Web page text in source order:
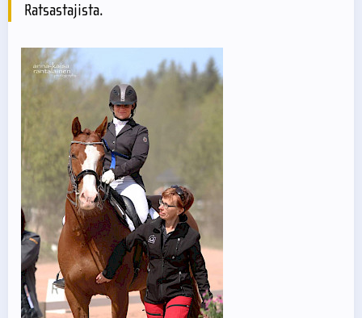
Ratsastajista.